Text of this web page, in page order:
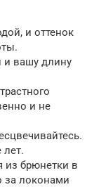
и оттенок
и вашу длину
и не
лет.
из брюнетки в
за локонами